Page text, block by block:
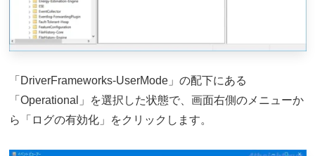
「DriverFrameworks-UserMode」の配下にある
「Operational」を選択した状態で、画面右側のメニューか
ら「ログの有効化」をクリックします。